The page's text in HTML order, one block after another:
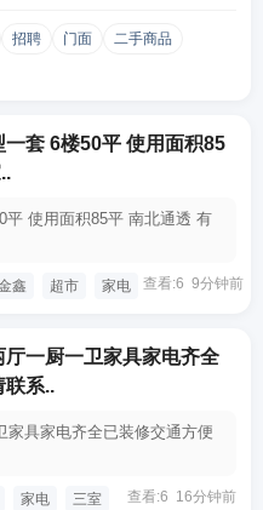
招聘 门面
二手商品
套 6楼50平 使用面积85
平 使用面积85平 南北通透 有
鑫 超市 家电 查看:6 9分钟前
一厨一卫家具家电齐全
联系..
家具家电齐全已装修交通方便
家电 三室 查看:6 16分钟前